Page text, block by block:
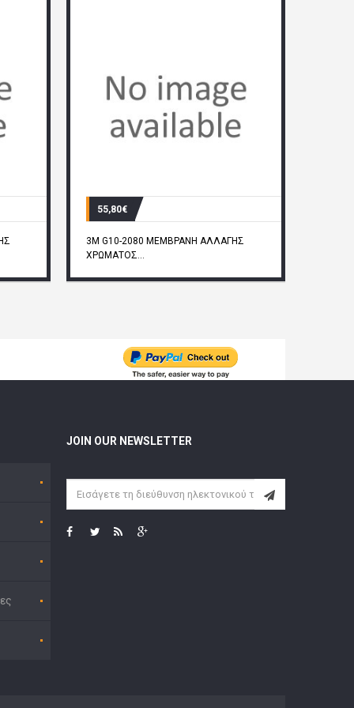
55,80€
3M G10-2080 ΜΕΜΒΡΑΝΗ ΑΛΛΑΓΗΣ
ΧΡΩΜΑΤΟΣ...
JOIN OUR NEWSLETTER